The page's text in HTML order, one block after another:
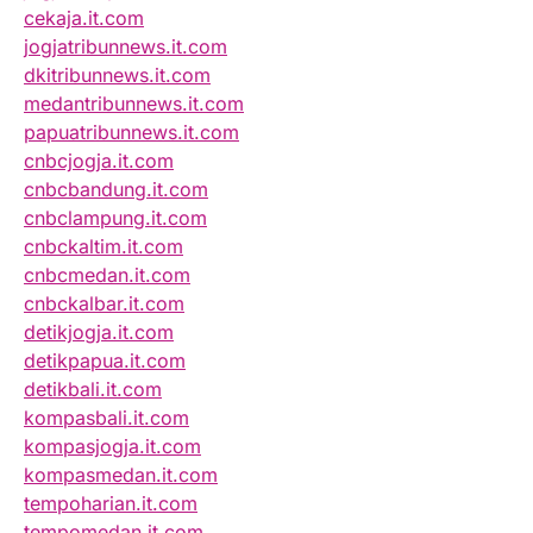
cekaja.it.com
jogjatribunnews.it.com
dkitribunnews.it.com
medantribunnews.it.com
papuatribunnews.it.com
cnbcjogja.it.com
cnbcbandung.it.com
cnbclampung.it.com
cnbckaltim.it.com
cnbcmedan.it.com
cnbckalbar.it.com
detikjogja.it.com
detikpapua.it.com
detikbali.it.com
kompasbali.it.com
kompasjogja.it.com
kompasmedan.it.com
tempoharian.it.com